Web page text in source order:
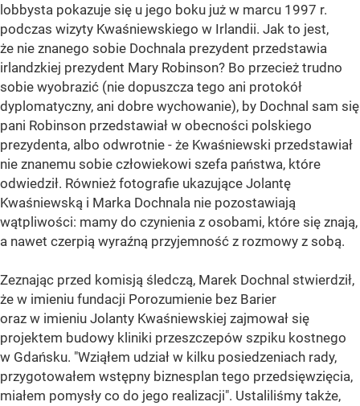
lobbysta pokazuje się u jego boku już w marcu 1997 r.
podczas wizyty Kwaśniewskiego w Irlandii. Jak to jest,
że nie znanego sobie Dochnala prezydent przedstawia
irlandzkiej prezydent Mary Robinson? Bo przecież trudno
sobie wyobrazić (nie dopuszcza tego ani protokół
dyplomatyczny, ani dobre wychowanie), by Dochnal sam się
pani Robinson przedstawiał w obecności polskiego
prezydenta, albo odwrotnie - że Kwaśniewski przedstawiał
nie znanemu sobie człowiekowi szefa państwa, które
odwiedził. Również fotografie ukazujące Jolantę
Kwaśniewską i Marka Dochnala nie pozostawiają
wątpliwości: mamy do czynienia z osobami, które się znają,
a nawet czerpią wyraźną przyjemność z rozmowy z sobą.
Zeznając przed komisją śledczą, Marek Dochnal stwierdził,
że w imieniu fundacji Porozumienie bez Barier
oraz w imieniu Jolanty Kwaśniewskiej zajmował się
projektem budowy kliniki przeszczepów szpiku kostnego
w Gdańsku. "Wziąłem udział w kilku posiedzeniach rady,
przygotowałem wstępny biznesplan tego przedsięwzięcia,
miałem pomysły co do jego realizacji". Ustaliliśmy także,